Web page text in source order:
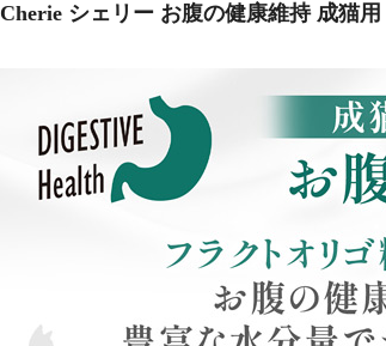
Cherie シェリー お腹の健康維持 成猫用